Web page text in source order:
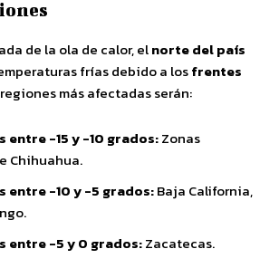
de la ola de calor, elnorte del país
frías debido a losfrentes
regiones más afectadas serán:
entre -15 y -10 grados:Zonas
Chihuahua.
entre -10 y -5 grados:Baja California,
entre -5 y 0 grados:Zacatecas.